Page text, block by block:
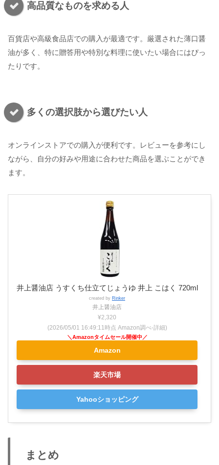
高品質なものを求める人
百貨店や高級食品店での購入が最適です。厳選された薄口醤
油が多く、特に贈答用や特別な料理に使いたい場合にはぴっ
たりです。
多くの選択肢から選びたい人
オンラインストアでの購入が便利です。レビューを参考にし
ながら、自分の好みや用途に合わせた商品を選ぶことができ
ます。
井上醤油店 うすくち仕立てじょうゆ 井上 こはく 720ml
created by Rinker
井上醤油店
¥2,320
(2026/05/01 16:49:11時点 Amazon調べ-詳細)
Amazon
楽天市場
Yahooショッピング
まとめ